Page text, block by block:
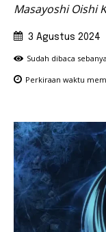
Masayoshi Oishi
3 Agustus 2024
Sudah dibaca
Perkiraan waktu